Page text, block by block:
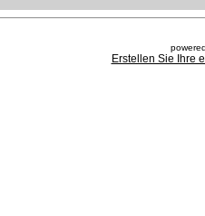
Erstellen Sie Ihre